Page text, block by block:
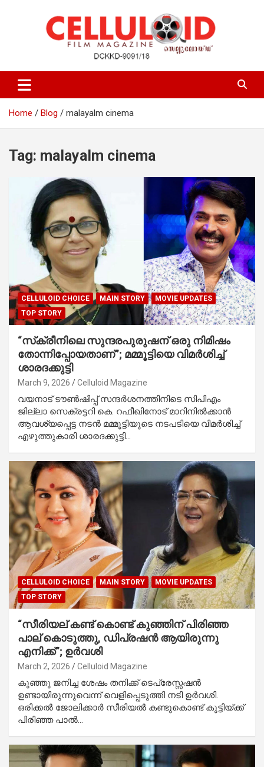
celluloid
Home Blog malayalm cinema
Tag: malayalm cinema
CELLULOID CHOICE MAIN STORY
MOVIE UPDATES
TOP STORY
“സ്‌ക്രീനിലെ സുന്ദരപുരുഷന് ഒരു നിമിഷം
തോന്നിപ്പോയതാണ്”; മമ്മൂട്ടിയെ വിമർശിച്ച്
ശാരദക്കുട്ടി
March 9, 2026 Celluloid Magazine
വയനാട് ടൗൺഷിപ്പ് സന്ദർശനത്തിനിടെ സിപിഎം
ജില്ലാ സെക്രട്ടറി കെ. റഫീഖിനോട് മാറിനിൽക്കാൻ
ആവശ്യപ്പെട്ട നടൻ മമ്മൂട്ടിയുടെ നടപടിയെ വിമർശിച്ച്
എഴുത്തുകാരി ശാരദക്കുട്ടി…
CELLULOID CHOICE MAIN STORY
MOVIE UPDATES
TOP STORY
“സീരിയല് കണ്ട് കൊണ്ട് കുഞ്ഞിന് പിരിഞ്ഞ
പാല് കൊടുത്തു, ഡിപ്രഷൻ ആയിരുന്നു
എനിക്ക്”; ഉർവശി
March 2, 2026 Celluloid Magazine
കുഞ്ഞു ജനിച്ച ശേഷം തനിക്ക് ടെപ്രേസ്സഷൻ
ഉണ്ടായിരുന്നുവെന്ന് വെളിപ്പെടുത്തി നടി ഉർവശി.
ഒരിക്കൽ ജോലിക്കാർ സീരിയൽ കണ്ടുകൊണ്ട് കുട്ടിയ്ക്ക്
പിരിഞ്ഞ പാൽ…